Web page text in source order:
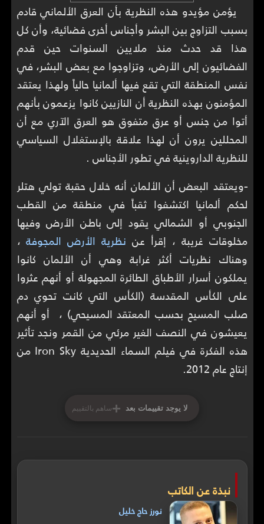
يؤمن مؤيدو هذه النظرية بأن العرق الألماني قادم
بسبب التزاوج بين البشر وأجناس أخرى فضائية، وأن كل
هذا قد حدث منذ ملايين السنوات حين قدم
الفضائيون إلى الأرض، وتزاوجوا مع بعض البشر، في
نفس المنطقة التي تقع فيها ألمانيا حالياً ولهذا يعتقد
المؤمنون بهذه النظرية أن النازيين كانوا يزعمون بأنهم
أتوا من جنس أو عرق متفوق هو العرق الآري مع أن
المحللين يرون أن لهذا علاقة بالإستغلال السياسي
للنظرية الداروينية في تطور الأجناس .
-ويعتقد البعض أن الألمان أنه خلال حقبة تولي هتلر
لحكم ألمانيا اكتشفوا ثقباً في منطقة من القطب
الجنوبي أو الشمالي يقود إلى باطن الأرض وفيها
مخلوقات غريبة ، إقرأ عن نظرية الأرض المجوفة ،
وهناك نظريات أكثر غرابة وهي أن الألمان كانوا
يملكون أسرار الأطباق الطائرة المجهولة أو أنهم عثروا
على الكأس المقدسة (الكأس التي كانت تحوي دم
صلب المسيح بحسب المعتقد المسيحي) ، أو أنهم
يعيشون في النصف الغير مرئي من القمر ونجد تأثير
هذه الفكرة في فيلم السماء الحديدية Iron Sky من
إنتاج عام 2012.
لا يوجد تقييمات بعد +ساهم بالتقييم
نبذة عن الكاتب
نورز حاج خليل